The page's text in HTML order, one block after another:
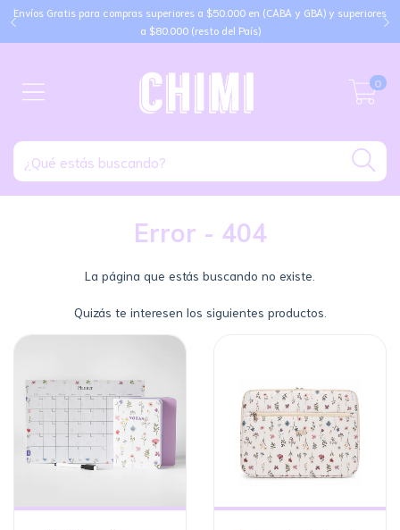
Envíos Gratis para compras superiores a $50.000 en (CABA y GBA) y superiores
a $80.000 (resto del País)
0
Error - 404
La página que estás buscando no existe.
Quizás te interesen los siguientes productos.